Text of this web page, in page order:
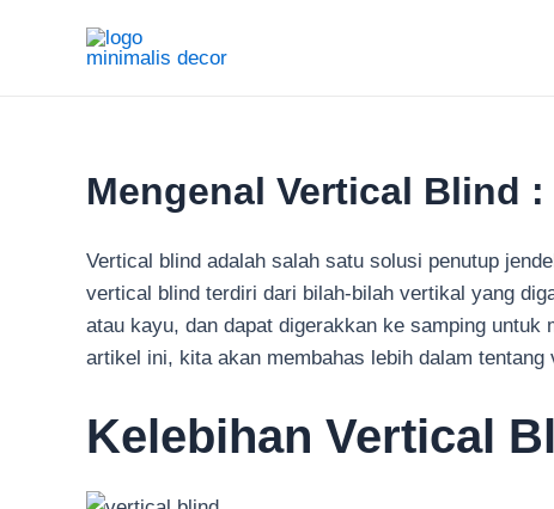
Mengenal Vertical Blind
Vertical blind adalah salah satu solusi penutup
vertical blind terdiri dari bilah-bilah vertikal yang
atau kayu, dan dapat digerakkan ke samping
artikel ini, kita akan membahas lebih dalam
Kelebihan Vertical